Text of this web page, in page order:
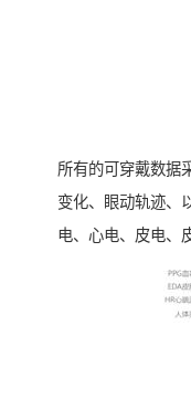
所有的可穿戴数据
变化、眼动轨迹、
电、心电、皮电、